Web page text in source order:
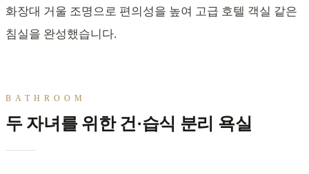
화장대 거울 조명으로 편의성을 높여 고급 호텔 객실 같은
침실을 완성했습니다.
BATHROOM
두 자녀를 위한 건·습식 분리 욕실